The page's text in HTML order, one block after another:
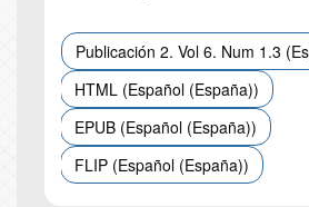
Publicación 2. Vol 6. Num 1.3
HTML (Español (España))
EPUB (Español (España))
FLIP (Español (España))